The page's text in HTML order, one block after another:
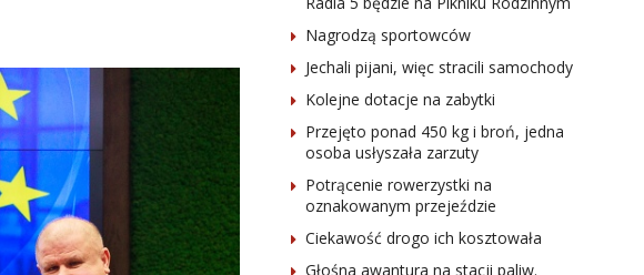
Nagrodzą sportowców
Jechali pijani, więc stracili samochody
Kolejne dotacje na zabytki
Przejęto ponad 450 kg i broń, jedna
osoba usłyszała zarzuty
Potrącenie rowerzystki na
oznakowanym przejeździe
Ciekawość drogo ich kosztowała
Głośna awantura na stacji paliw.